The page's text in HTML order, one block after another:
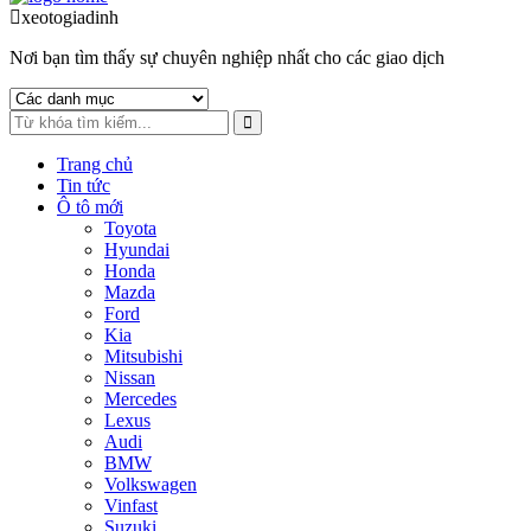
to
toxeotogiadinh
Nơi bạn tìm thấy sự chuyên nghiệp nhất cho các giao dịch
Trang chủ
Tin tức
Ô tô mới
Toyota
Hyundai
Honda
Mazda
Ford
Kia
Mitsubishi
Nissan
Mercedes
Lexus
Audi
BMW
Volkswagen
Vinfast
Suzuki